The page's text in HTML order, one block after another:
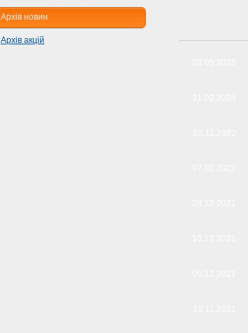
Архів новин
Архів акцій